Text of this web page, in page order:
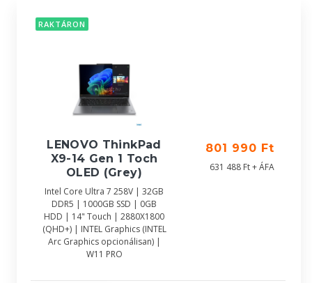
RAKTÁRON
LENOVO ThinkPad
X9-14 Gen 1 Toch
OLED (Grey)
Intel Core Ultra 7 258V | 32GB
DDR5 | 1000GB SSD | 0GB
HDD | 14" Touch | 2880X1800
(QHD+) | INTEL Graphics (INTEL
Arc Graphics opcionálisan) |
W11 PRO
801 990 Ft
631 488 Ft + ÁFA